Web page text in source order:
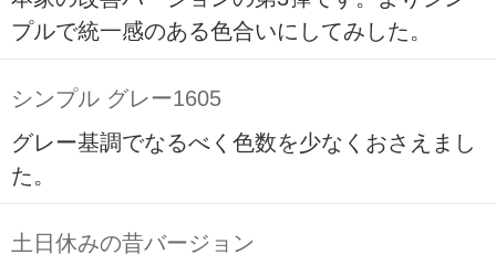
プルで統一感のある色合いにしてみした。
シンプル グレー1605
グレー基調でなるべく色数を少なくおさえまし
た。
土日休みの昔バージョン